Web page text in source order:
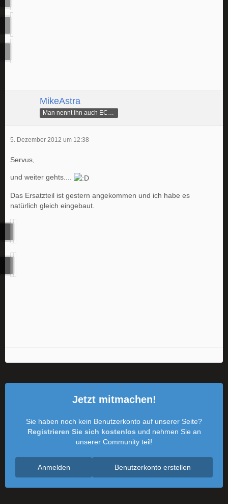
MikeAstra
Man nennt ihn auch ECAMike
5. Dezember 2012 um 12:38
Servus,
und weiter gehts....
Das Ersatzteil ist gestern angekommen und ich habe es
natürlich gleich eingebaut.
Jetzt mitmachen!
Sie haben noch kein Benutzerkonto auf unserer Seite?
Registrieren Sie sich kostenlos und nehmen Sie an
unserer Community teil!
Benutzerkonto erstellen
Anmelden